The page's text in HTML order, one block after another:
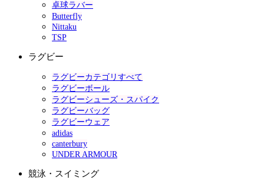
卓球ラバー
Butterfly
Nittaku
TSP
ラグビー
ラグビーカテゴリすべて
ラグビーボール
ラグビーシューズ・スパイク
ラグビーバッグ
ラグビーウェア
adidas
canterbury
UNDER ARMOUR
競泳・スイミング